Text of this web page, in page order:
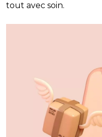
tout avec soin.